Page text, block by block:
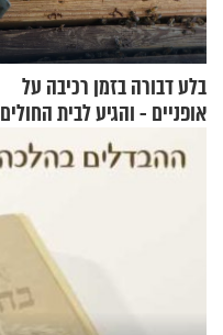
בלע דבורה בזמן רכיבה על
אופניים - והגיע לבית החולים
במצב מסכן חיים